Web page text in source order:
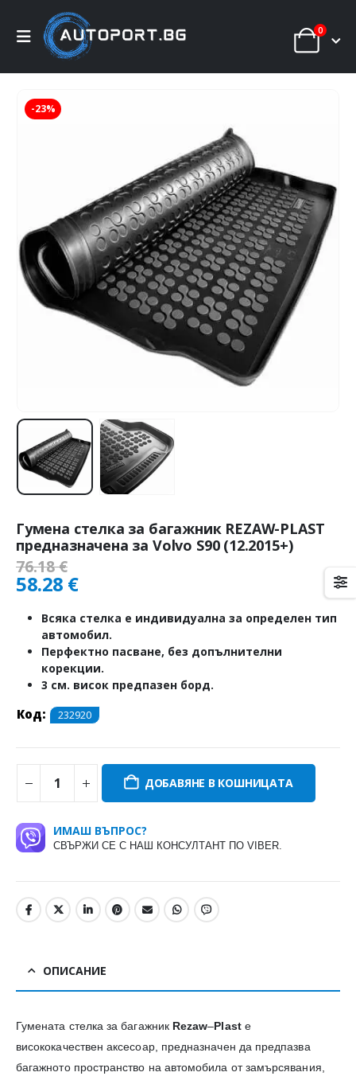
0
-23%
Гумена стелка за багажник REZAW-PLAST
предназначена за Volvo S90 (12.2015+)
76.18€
58.28 €
Всяка стелка е индивидуална за определен тип
автомобил.
Перфектно пасване, без допълнителни
корекции.
3 см. висок предпазен борд.
Код: 232920
ДОБАВЯНЕ В КОШНИЦАТА
ИМАШ ВЪПРОС?
СВЪРЖИ СЕ С НАШ КОНСУЛТАНТ ПО VIBER.
ОПИСАНИЕ
Гумената стелка за багажник Rezaw–Plastе
висококачествен аксесоар, предназначен да предпазва
багажното пространство на автомобила от замърсявания,